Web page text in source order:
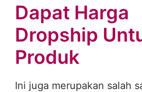
Dapat Harga
Dropship
Produk
Ini juga merupakan salah